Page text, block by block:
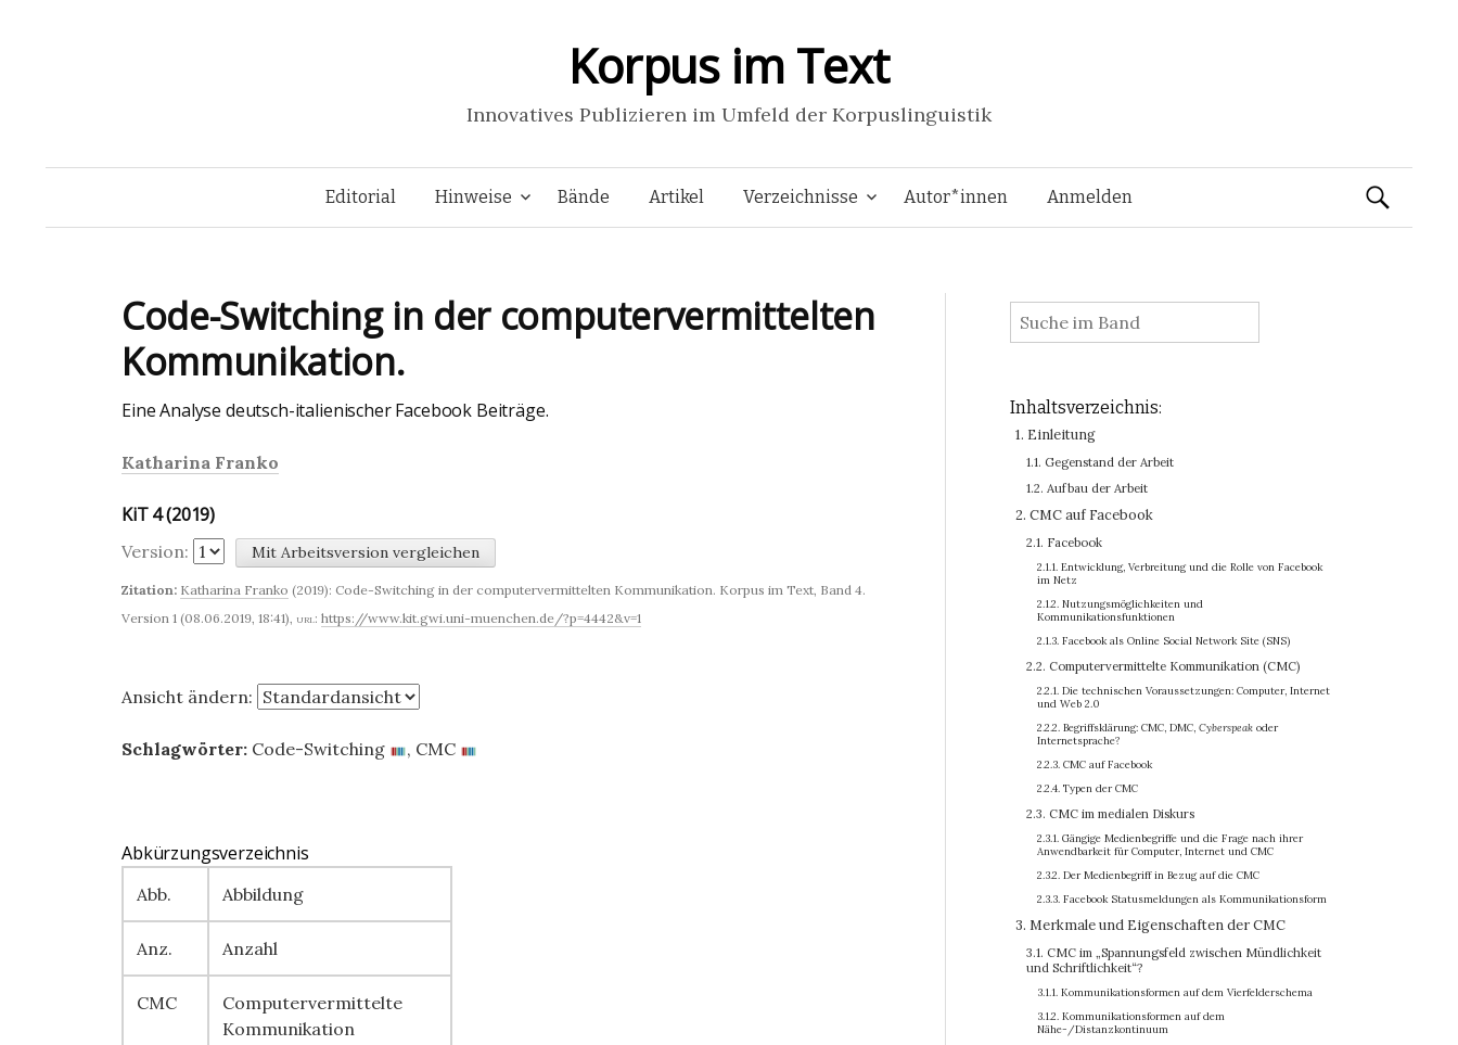
Korpus im Text
Innovatives Publizieren im Umfeld der Korpuslinguistik
Springe
Inhalt
Editorial Hinweise Bände Artikel Verzeichnisse Autor*innen Anmelden Suchen
Code-Switching in der computervermittelten
Kommunikation.
Eine Analyse deutsch-italienischer Facebook Beiträge.
Katharina Franko
KiT 4 (2019)
Version:
Zitation: Katharina Franko (2019): Code-Switching in der computervermittelten Kommunikation. Korpus im Text, Band 4.
Version 1 (08.06.2019, 18:41), url: https://www.kit.gwi.uni-muenchen.de/?p=4442&v=1
Ansicht ändern:
Schlagwörter: Code-Switching , CMC
Abkürzungsverzeichnis
Abb. Abbildung
Anz. Anzahl
CMC
Computervermittelte
Kommunikation
:
Inhaltsverzeichnis:
1. Einleitung
1.1. Gegenstand der Arbeit
1.2. Aufbau der Arbeit
2. CMC auf Facebook
2.1. Facebook
2.1.1. Entwicklung, Verbreitung und die Rolle von Facebook
im Netz
2.1.2. Nutzungsmöglichkeiten und
Kommunikationsfunktionen
2.1.3. Facebook als Online Social Network Site (SNS)
2.2. Computervermittelte Kommunikation (CMC)
2.2.1. Die technischen Voraussetzungen: Computer, Internet
und Web 2.0
2.2.2. Begriffsklärung: CMC, DMC, Cyberspeak oder
Internetsprache?
2.2.3. CMC auf Facebook
2.2.4. Typen der CMC
2.3. CMC im medialen Diskurs
2.3.1. Gängige Medienbegriffe und die Frage nach ihrer
Anwendbarkeit für Computer, Internet und CMC
2.3.2. Der Medienbegriff in Bezug auf die CMC
2.3.3. Facebook Statusmeldungen als Kommunikationsform
3. Merkmale und Eigenschaften der CMC
3.1. CMC im „Spannungsfeld zwischen Mündlichkeit
und Schriftlichkeit“?
3.1.1. Kommunikationsformen auf dem Vierfelderschema
3.1.2. Kommunikationsformen auf dem
Nähe-/Distanzkontinuum